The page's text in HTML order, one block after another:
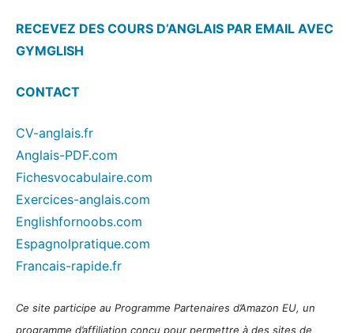
RECEVEZ DES COURS D’ANGLAIS PAR EMAIL AVEC
GYMGLISH
CONTACT
CV-anglais.fr
Anglais-PDF.com
Fichesvocabulaire.com
Exercices-anglais.com
Englishfornoobs.com
Espagnolpratique.com
Francais-rapide.fr
Ce site participe au Programme Partenaires d’Amazon EU, un
programme d’affiliation conçu pour permettre à des sites de